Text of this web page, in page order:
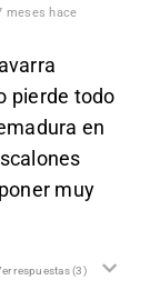
meses hace
pierde todo
en
muy
respuestas(3)